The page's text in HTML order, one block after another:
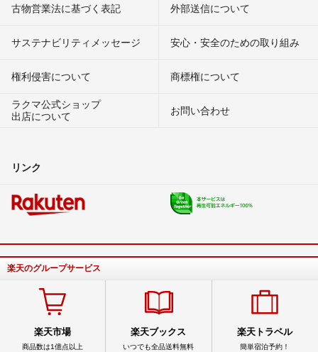
古物営業法に基づく表記 外部送信について
サステナビリティメッセージ 安心・安全のための取り組み
権利侵害について
商標権について
ラクマ公式ショップ
出店について
お問い合わせ
リンク
楽天のグループサービス
楽天市場
商品数は1億点以上
楽天ブックス
いつでも全品送料無料
楽天トラベル
簡単宿泊予約！